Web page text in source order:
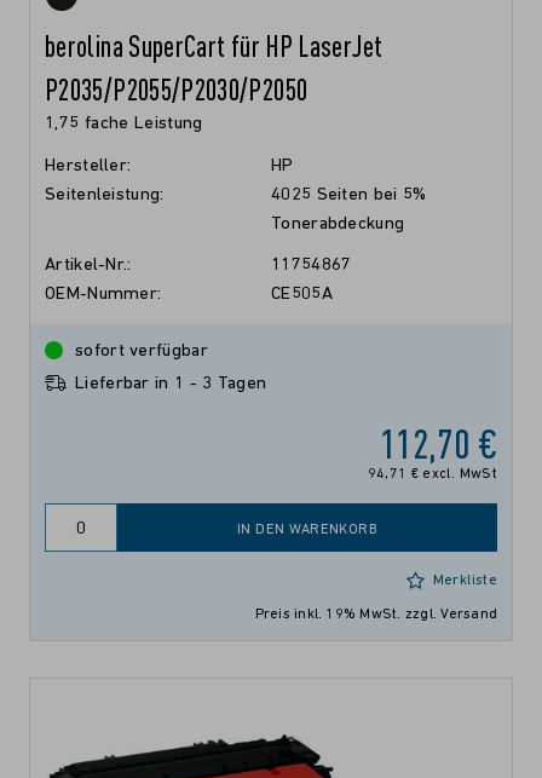
berolina SuperCart für HP LaserJet
P2035/P2055/P2030/P2050
1,75 fache Leistung
Hersteller:
HP
Seitenleistung:
4025 Seiten bei 5%
Tonerabdeckung
Artikel-Nr.:
11754867
OEM-Nummer:
CE505A
112,70 €
94,71 € excl. MwSt
sofort verfügbar
Lieferbar in 1 - 3 Tagen
IN DEN WARENKORB
Merkliste
Preis inkl. 19% MwSt. zzgl. Versand